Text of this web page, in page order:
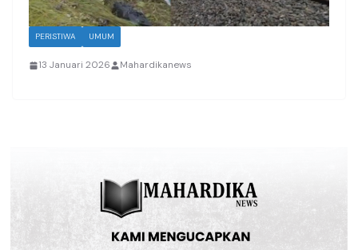
PERISTIWA UMUM
13 Januari 2026 Mahardikanews